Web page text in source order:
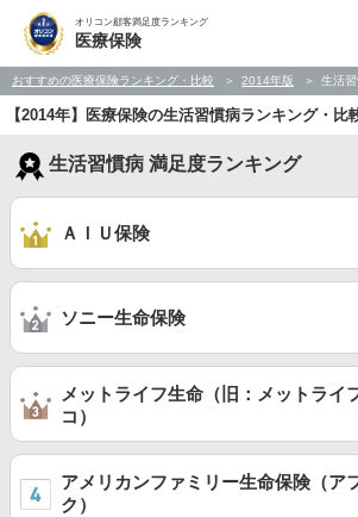
オリコン顧客満足度ランキング
医療保険
おすすめの医療保険ランキング・比較 2014年版 生活
【2014年】医療保険の生活習慣病ランキング・比
生活習慣病 満足度ランキング
ＡＩＵ保険
ソニー生命保険
メットライフ生命（旧：メットライ
コ）
アメリカンファミリー生命保険（ア
ク）